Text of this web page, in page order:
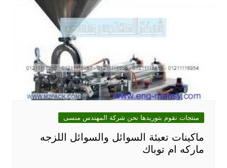
منتجات نقوم بتوريدها نحن شركة المهندس منسى
ماكينات تعبئة السوائل والسوائل اللزجه
ماركه ام توباك